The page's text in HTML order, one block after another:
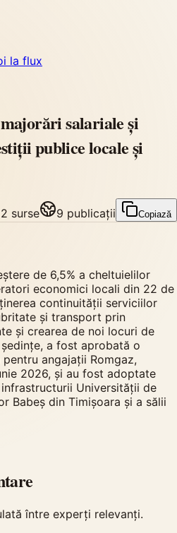
la flux
salariale și
publice locale și
surse 9 publicații Copiază
de 6,5% a cheltuielilor
economici locali din 22 de
continuității serviciilor
și transport prin
și crearea de noi locuri de
a fost aprobată o
angajații Romgaz,
2026, și au fost adoptate
Universității de
Babeș din Timișoara și a sălii
între experți relevanți.